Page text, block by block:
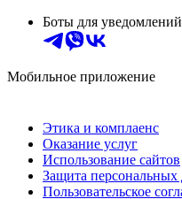
Боты для уведомлений
Мобильное приложение
Этика и комплаенс
Оказание услуг
Использование сайтов
Защита
Пользовательское